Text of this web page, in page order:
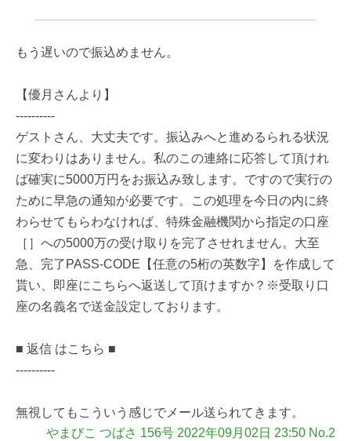
もう遅いので振込めません。
【優月さんより】
----------
ゲストさん、大丈夫です。振込みへと進めるられる状況
に変わりはありません。私のこの連絡に応答して頂けれ
ば確実に5000万円をお振込み致します。ですので実行の
ために早急の通知が必要です。この処理を今日の内に終
わらせてもらわなければ、特殊金融機関から指定の口座
［］への5000万の受け取りを完了させれません。大至
急、完了PASS-CODE【任意の5桁の英数字】を作成して
貰い、即座にこちらへ返送して頂けますか？※受取り口
座の名義名で送金設定しております。
■ 返信 はこちら ■
----------
無視してもこういう感じでメール送られてきます。
やまびこ つばさ 156号 2022年09月02日 23:50 No.2